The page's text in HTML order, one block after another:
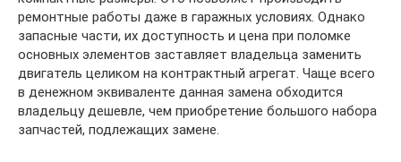
ремонтные работы даже в гаражных условиях. Однако
запасные части, их доступность и цена при поломке
основных элементов заставляет владельца заменить
двигатель целиком на контрактный агрегат. Чаще всего
в денежном эквиваленте данная замена обходится
владельцу дешевле, чем приобретение большого набора
запчастей, подлежащих замене.